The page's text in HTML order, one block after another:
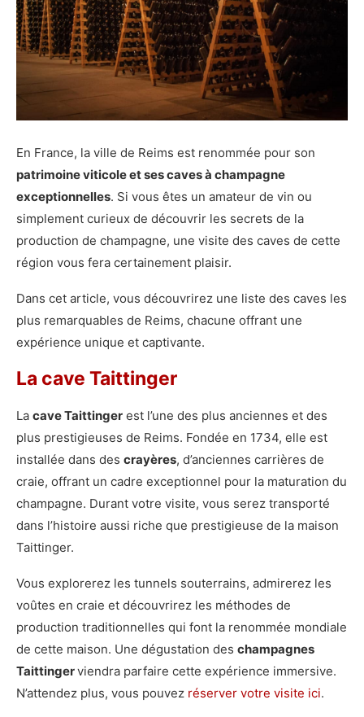
En France, la ville de Reims est renommée pour son
patrimoine viticole et ses caves à champagne
exceptionnelles. Si vous êtes un amateur de vin ou
simplement curieux de découvrir les secrets de la
production de champagne, une visite des caves de cette
région vous fera certainement plaisir.
Dans cet article, vous découvrirez une liste des caves les
plus remarquables de Reims, chacune offrant une
expérience unique et captivante.
La cave Taittinger
La cave Taittinger est l’une des plus anciennes et des
plus prestigieuses de Reims. Fondée en 1734, elle est
installée dans des crayères, d’anciennes carrières de
craie, offrant un cadre exceptionnel pour la maturation du
champagne. Durant votre visite, vous serez transporté
dans l’histoire aussi riche que prestigieuse de la maison
Taittinger.
Vous explorerez les tunnels souterrains, admirerez les
voûtes en craie et découvrirez les méthodes de
production traditionnelles qui font la renommée mondiale
de cette maison. Une dégustation des champagnes
Taittingerviendra parfaire cette expérience immersive.
N’attendez plus, vous pouvez réserver votre visite ici.